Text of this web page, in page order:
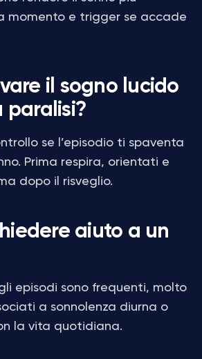
momento e trigger se accade
il sogno lucido
paralisi?
se l’episodio ti spaventa
Prima respira, orientati e
dopo il risveglio.
aiuto a un
episodi sono frequenti, molto
a sonnolenza diurna o
la vita quotidiana.